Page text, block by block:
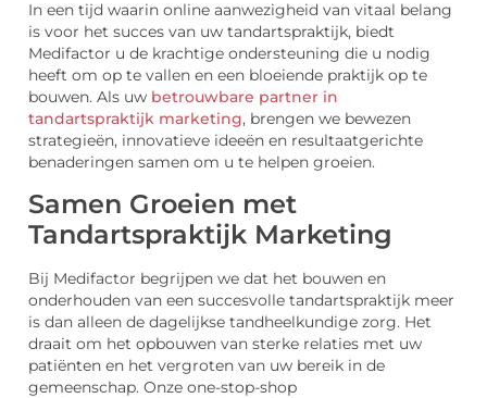
In een tijd waarin online aanwezigheid van vitaal belang
is voor het succes van uw tandartspraktijk, biedt
Medifactor u de krachtige ondersteuning die u nodig
heeft om op te vallen en een bloeiende praktijk op te
bouwen. Als uw betrouwbare partner in
tandartspraktijk marketing, brengen we bewezen
strategieën, innovatieve ideeën en resultaatgerichte
benaderingen samen om u te helpen groeien.
Samen Groeien met
Tandartspraktijk Marketing
Bij Medifactor begrijpen we dat het bouwen en
onderhouden van een succesvolle tandartspraktijk meer
is dan alleen de dagelijkse tandheelkundige zorg. Het
draait om het opbouwen van sterke relaties met uw
patiënten en het vergroten van uw bereik in de
gemeenschap. Onze one-stop-shop